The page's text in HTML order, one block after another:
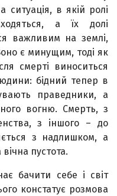
ситуація, в якій ролі
а їх долі
важливим на землі,
є минущим, тоді як
смерті виноситься
бідний тепер в
праведники, а
вогню. Смерть, з
з іншого – до
з надлишком, а
пустота.
бачити себе і світ
констатує розмова